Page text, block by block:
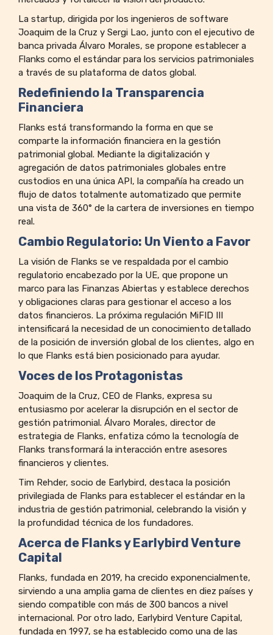
La startup, dirigida por los ingenieros de software
Joaquim de la Cruz y Sergi Lao, junto con el ejecutivo de
banca privada Álvaro Morales, se propone establecer a
Flanks como el estándar para los servicios patrimoniales
a través de su plataforma de datos global.
Redefiniendo la Transparencia
Financiera
Flanks está transformando la forma en que se
comparte la información financiera en la gestión
patrimonial global. Mediante la digitalización y
agregación de datos patrimoniales globales entre
custodios en una única API, la compañía ha creado un
flujo de datos totalmente automatizado que permite
una vista de 360° de la cartera de inversiones en tiempo
real.
Cambio Regulatorio: Un Viento a Favor
La visión de Flanks se ve respaldada por el cambio
regulatorio encabezado por la UE, que propone un
marco para las Finanzas Abiertas y establece derechos
y obligaciones claras para gestionar el acceso a los
datos financieros. La próxima regulación MiFID III
intensificará la necesidad de un conocimiento detallado
de la posición de inversión global de los clientes, algo en
lo que Flanks está bien posicionado para ayudar.
Voces de los Protagonistas
Joaquim de la Cruz, CEO de Flanks, expresa su
entusiasmo por acelerar la disrupción en el sector de
gestión patrimonial. Álvaro Morales, director de
estrategia de Flanks, enfatiza cómo la tecnología de
Flanks transformará la interacción entre asesores
financieros y clientes.
Tim Rehder, socio de Earlybird, destaca la posición
privilegiada de Flanks para establecer el estándar en la
industria de gestión patrimonial, celebrando la visión y
la profundidad técnica de los fundadores.
Acerca de Flanks y Earlybird Venture
Capital
Flanks, fundada en 2019, ha crecido exponencialmente,
sirviendo a una amplia gama de clientes en diez países y
siendo compatible con más de 300 bancos a nivel
internacional. Por otro lado, Earlybird Venture Capital,
fundada en 1997, se ha establecido como una de las